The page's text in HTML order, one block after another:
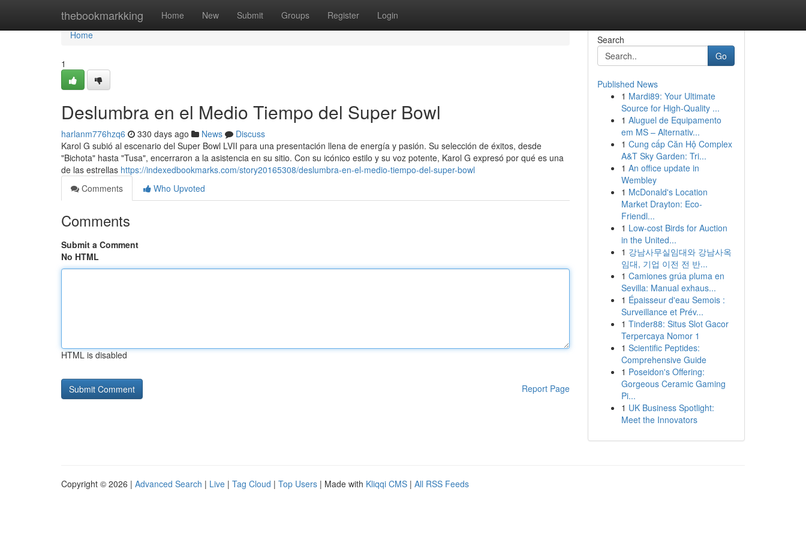
thebookmarkking Home New Submit Groups Register Login
Home
Home
1
Deslumbra en el Medio Tiempo del Super Bowl
harlanm776hzq6 330 days ago News
Discuss
Karol G subió al escenario del Super Bowl LVII para una presentación llena de energía y pasión. Su selección de éxitos, desde
"Bichota" hasta "Tusa", encerraron a la asistencia en su sitio. Con su icónico estilo y su voz potente, Karol G expresó por qué es una
de las estrellas https://indexedbookmarks.com/story20165308/deslumbra-en-el-medio-tiempo-del-super-bowl
Comments
Who Upvoted
Comments
Submit a Comment
No HTML
HTML is disabled
Report Page
Search
Go
Published News
1 Mardi89: Your Ultimate
Source for High-Quality ...
1 Aluguel de Equipamento
em MS – Alternativ...
1 Cung cấp Căn Hộ Complex
A&T Sky Garden: Tri...
1 An office update in
Wembley
1 McDonald's Location
Market Drayton: Eco-
Friendl...
1 Low-cost Birds for Auction
in the United...
1 강남사무실임대와 강남사옥
임대, 기업 이전 전 반...
1 Camiones grúa pluma en
Sevilla: Manual exhaus...
1 Épaisseur d'eau Semois :
Surveillance et Prév...
1 Tinder88: Situs Slot Gacor
Terpercaya Nomor 1
1 Scientific Peptides:
Comprehensive Guide
1 Poseidon's Offering:
Gorgeous Ceramic Gaming
Pi...
1 UK Business Spotlight:
Meet the Innovators
Copyright © 2026 | Advanced Search | Live | Tag Cloud | Top Users | Made with Kliqqi CMS | All RSS Feeds